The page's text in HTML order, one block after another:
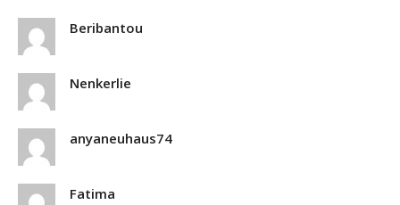
Beribantou
Nenkerlie
anyaneuhaus74
Fatima